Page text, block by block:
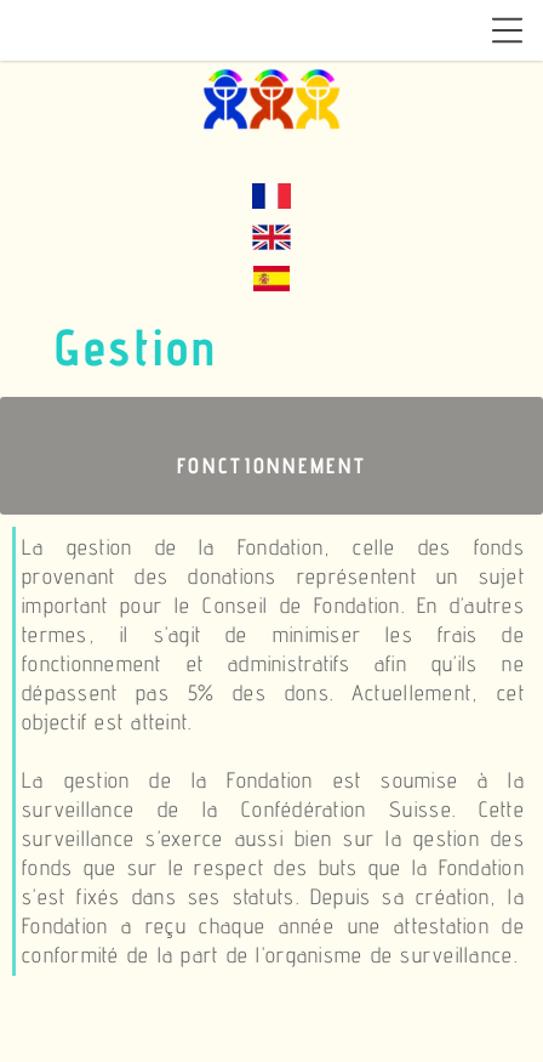
Gestion
FONCTIONNEMENT
La gestion de la Fondation, celle des fonds
provenant des donations représentent un sujet
important pour le Conseil de Fondation. En d’autres
termes, il s’agit de minimiser les frais de
fonctionnement et administratifs afin qu’ils ne
dépassent pas 5% des dons. Actuellement, cet
objectif est atteint.
La gestion de la Fondation est soumise à la
surveillance de la Confédération Suisse. Cette
surveillance s’exerce aussi bien sur la gestion des
fonds que sur le respect des buts que la Fondation
s’est fixés dans ses statuts. Depuis sa création, la
Fondation a reçu chaque année une attestation de
conformité de la part de l’organisme de surveillance.